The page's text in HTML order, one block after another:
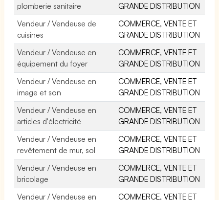
plomberie sanitaire
GRANDE DISTRIBUTION
Vendeur / Vendeuse de
cuisines
COMMERCE, VENTE ET
GRANDE DISTRIBUTION
Vendeur / Vendeuse en
équipement du foyer
COMMERCE, VENTE ET
GRANDE DISTRIBUTION
Vendeur / Vendeuse en
image et son
COMMERCE, VENTE ET
GRANDE DISTRIBUTION
Vendeur / Vendeuse en
articles d'électricité
COMMERCE, VENTE ET
GRANDE DISTRIBUTION
Vendeur / Vendeuse en
revêtement de mur, sol
COMMERCE, VENTE ET
GRANDE DISTRIBUTION
Vendeur / Vendeuse en
bricolage
COMMERCE, VENTE ET
GRANDE DISTRIBUTION
Vendeur / Vendeuse en
COMMERCE, VENTE ET